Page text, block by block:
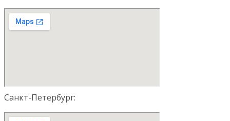
Санкт-Петербург: